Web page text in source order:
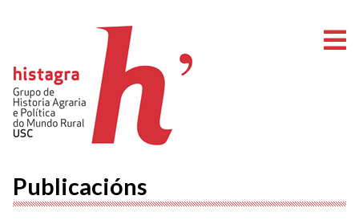
Publicacións